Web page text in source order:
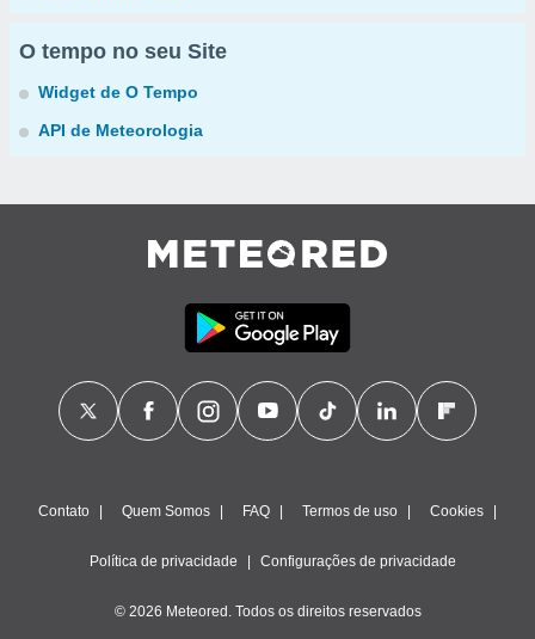
O tempo no seu Site
Widget de O Tempo
API de Meteorologia
Contato Quem Somos FAQ Termos de uso Cookies
Política de privacidade Configurações de privacidade
© 2026 Meteored. Todos os direitos reservados